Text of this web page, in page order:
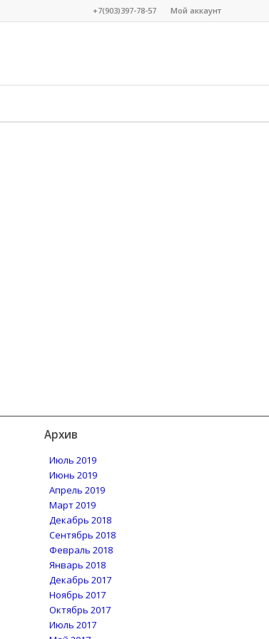
Мой аккаунт
+7(903)397-78-57
Архив
Июль 2019
Июнь 2019
Апрель 2019
Март 2019
Декабрь 2018
Сентябрь 2018
Февраль 2018
Январь 2018
Декабрь 2017
Ноябрь 2017
Октябрь 2017
Июль 2017